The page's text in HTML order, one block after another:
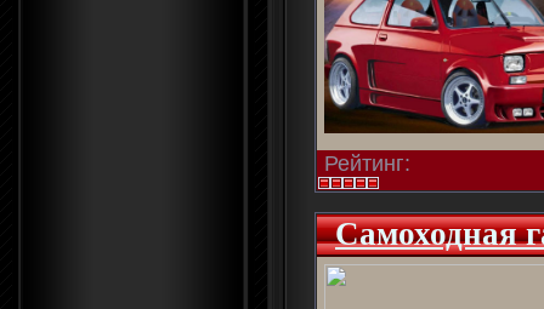
Рейтинг:
Самоходная